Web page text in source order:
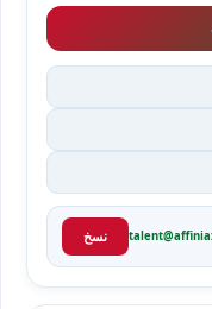
نسخ